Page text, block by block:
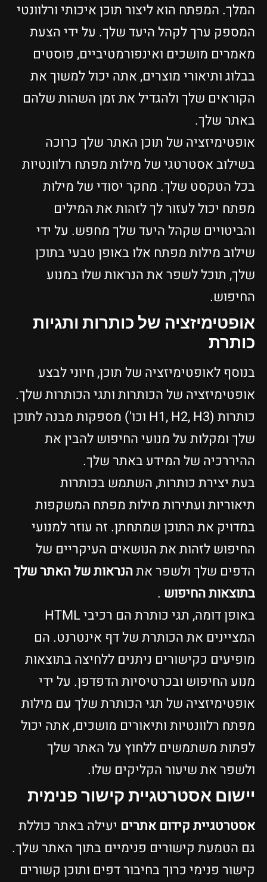
המלך. המפתח הוא ליצור תוכן איכותי ורלוונטי
המספק ערך לקהל היעד שלך. על ידי הצעת
מאמרים מושכים ואינפורמטיביים, פוסטים
בבלוג ותיאורי מוצרים, אתה יכול למשוך את
הקוראים שלך ולהגדיל את זמן השהות שלהם
באתר שלך.
אופטימיזציה של תוכן האתר שלך כרוכה
בשילוב אסטרטגי של מילות מפתח רלוונטיות
בכל הטקסט שלך. מחקר יסודי של מילות
מפתח יכול לעזור לך לזהות את המילים
והביטויים שקהל היעד שלך מחפש. על ידי
שילוב מילות מפתח אלו באופן טבעי בתוכן
שלך, תוכל לשפר את הנראות שלו במנוע
החיפוש.
אופטימיזציה של כותרות ותגיות
כותרת
בנוסף לאופטימיזציה של תוכן, חיוני לבצע
אופטימיזציה של הכותרות ותגי הכותרות שלך.
כותרות (H1, H2, H3 וכו') מספקות מבנה לתוכן
שלך ומקלות על מנועי החיפוש להבין את
ההיררכיה של המידע באתר שלך.
בעת יצירת כותרות, השתמש בכותרות
תיאוריות ועתירות מילות מפתח המשקפות
במדויק את התוכן שמתחתן. זה עוזר למנועי
החיפוש לזהות את הנושאים העיקריים של
הדפים שלך ולשפר אתהנראות של האתר שלך
בתוצאות החיפוש .
באופן דומה, תגי כותרת הם רכיבי HTML
המציינים את הכותרת של דף אינטרנט. הם
מופיעים כקישורים ניתנים ללחיצה בתוצאות
מנוע החיפוש ובכרטיסיות הדפדפן. על ידי
אופטימיזציה של תגי הכותרת שלך עם מילות
מפתח רלוונטיות ותיאורים מושכים, אתה יכול
לפתות משתמשים ללחוץ על האתר שלך
ולשפר את שיעור הקליקים שלו.
יישום אסטרטגיית קישור פנימית
אסטרטגיית קידום אתרים יעילה באתר כוללת
גם הטמעת קישורים פנימיים בתוך האתר שלך.
קישור פנימי כרוך בחיבור דפים ותוכן קשורים